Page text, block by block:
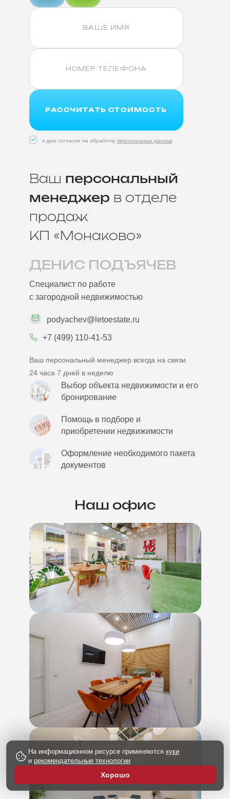
На информационном ресурсе применяются куки
и рекомендательные технологии
Хорошо
РАССЧИТАТЬ СТОИМОСТЬ
я даю согласие на обработку персональных данных
Ваш персональный
менеджер в отделе
продаж
КП «Монаково»
ДЕНИС ПОДЪЯЧЕВ
Специалист по работе
с загородной недвижимостью
podyachev@letoestate.ru
+7 (499) 110-41-53
Ваш персональный менеджер всегда на связи
24 часа 7 дней в неделю
Выбор объекта недвижимости и его
бронирование
Помощь в подборе и
приобретении недвижимости
Оформление необходимого пакета
документов
Наш офис